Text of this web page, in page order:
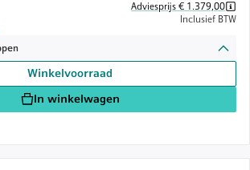
Adviesprijs € 1.379,00
Inclusief BTW
Winkelvoorraad
In winkelwagen